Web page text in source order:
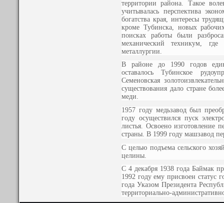
территории района. Такое
учитывалась перспектива
богатства края, интересы
кроме Тубинска, новых
поисках работы были
механический техникум,
металлургии.
В районе до 1990 годов
оставалось Тубинское
Семеновская
существования дало стране
меди.
1957 году медьзавод был
году осуществился пуск
листья. Освоено изготовление
страны. В 1999 году машзавод
С целью подъема сельского
целины.
С 4 декабря 1938 года Баймак
1992 году ему присвоен статус
года Указом Президента
территориально-